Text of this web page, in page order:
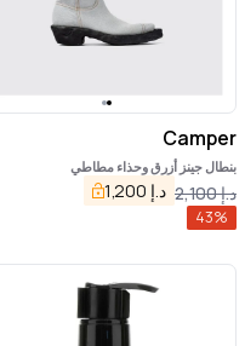
Camper
بنطال جينز أزرق وحذاء مطاطي
د.إ2,100 د.إ 1,200
43%